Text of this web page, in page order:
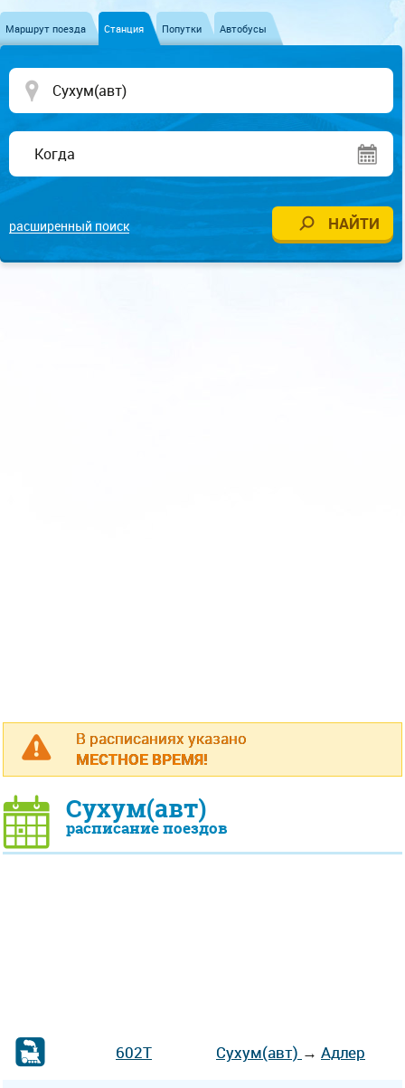
Маршрут поезда Станция Попутки Автобусы
расширенный поиск
В расписаниях указано
МЕСТНОЕ ВРЕМЯ!
Сухум(авт)
расписание поездов
602Т Сухум(авт) → Адлер